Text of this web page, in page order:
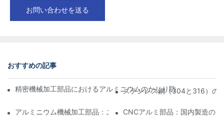
お問い合わせを送る
おすすめの記事
精密機械加工部品におけるアルミニウムのかじり防止：設計、工
ステンレス鋼（304と316）の
アルミニウム機械加工部品：ニッチ市場向けのカスタマイズ
CNCアルミ部品：国内製造の